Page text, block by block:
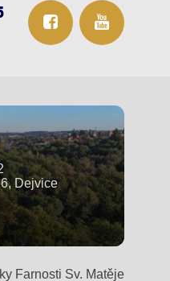
Dejvice
Farnosti Sv. Matěje